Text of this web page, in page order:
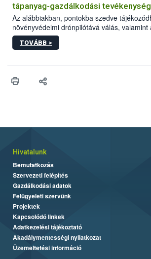
tápanyag-gazdálkodási
feltételeiről
Az alábbiakban, pontokba szedve
növényvédelmi drónpilótává válás, valamint
növényvédelmi és tápanyag-gazdálkodási
végzésének legfontosabb feltételeiről*.
TOVÁBB >
Hivatalunk
Bemutatkozás
Szervezeti felépítés
Gazdálkodási adatok
Felügyeleti szervünk
Projektek
Kapcsolódó linkek
Adatkezelési tájékoztató
Akadálymentességi nyilatkozat
Üzemeltetési információ